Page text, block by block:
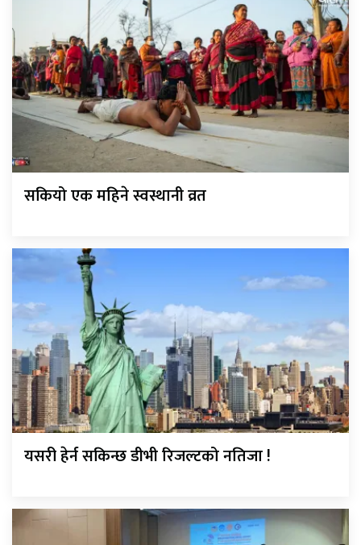
सकियो एक महिने स्वस्थानी व्रत
यसरी हेर्न सकिन्छ डीभी रिजल्टको नतिजा !